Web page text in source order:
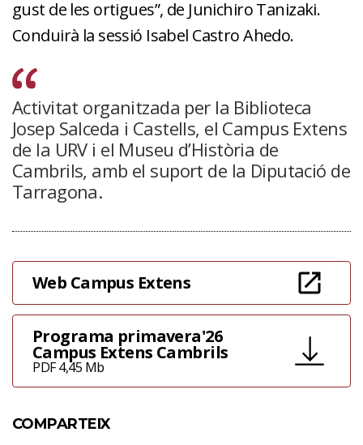
gust de les ortigues”, de Junichiro Tanizaki.
Conduirà la sessió Isabel Castro Ahedo.
Activitat organitzada per la Biblioteca
Josep Salceda i Castells, el Campus Extens
de la URV i el Museu d’Història de
Cambrils, amb el suport de la Diputació de
Tarragona.
Web Campus Extens
Programa primavera'26
Campus Extens Cambrils
PDF 4,45 Mb
COMPARTEIX